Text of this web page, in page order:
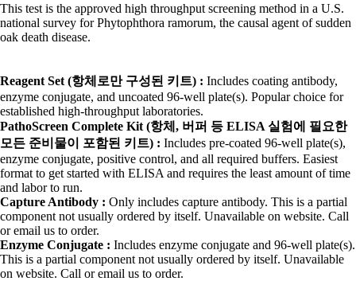
This test is the approved high throughput screening method in a U.S.
national survey for Phytophthora ramorum, the causal agent of sudden
oak death disease.
Reagent Set (항체로만 구성된 키트) : Includes coating antibody,
enzyme conjugate, and uncoated 96-well plate(s). Popular choice for
established high-throughput laboratories.
PathoScreen Complete Kit (항체 , 버퍼 등 ELISA 실험에 필요한
모든 준비물이 포함된 키트) : Includes pre-coated 96-well plate(s),
enzyme conjugate, positive control, and all required buffers. Easiest
format to get started with ELISA and requires the least amount of time
and labor to run.
Capture Antibody : Only includes capture antibody. This is a partial
component not usually ordered by itself. Unavailable on website. Call
or email us to order.
Enzyme Conjugate : Includes enzyme conjugate and 96-well plate(s).
This is a partial component not usually ordered by itself. Unavailable
on website. Call or email us to order.